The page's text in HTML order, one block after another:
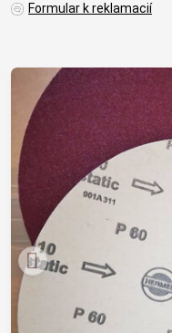
Formular k reklamacií